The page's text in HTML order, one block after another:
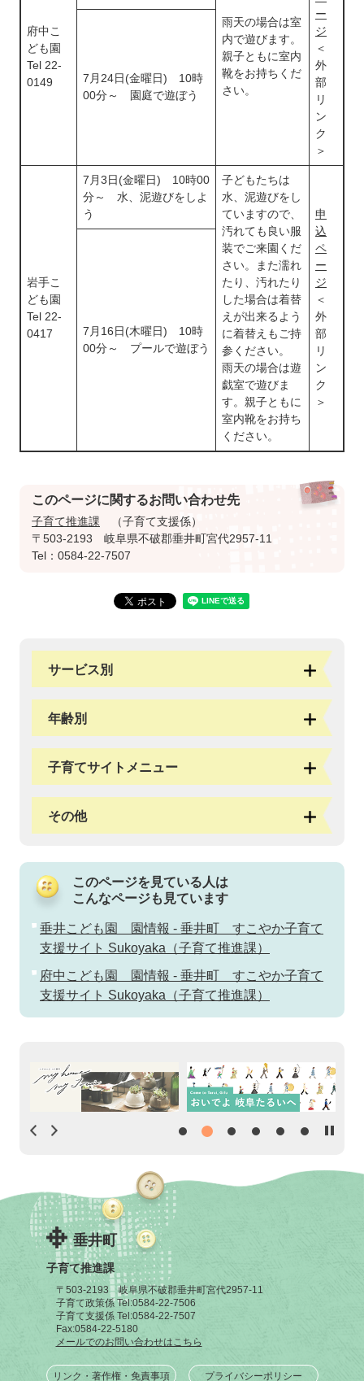
府中こ
ども園
Tel 22-
0149
雨天の場合は室
内で遊びます。
親子ともに室内
靴をお持ちくだ
さい。
ー
ジ
＜
外
部
リ
ン
ク
＞
7月24日(金曜日) 10時
00分～ 園庭で遊ぼう
岩手こ
ども園
Tel 22-
0417
7月3日(金曜日) 10時00
分～ 水、泥遊びをしよ
う
子どもたちは
水、泥遊びをし
ていますので、
汚れても良い服
装でご来園くだ
さい。また濡れ
たり、汚れたり
した場合は着替
えが出来るよう
に着替えもご持
参ください。
雨天の場合は遊
戯室で遊びま
す。親子ともに
室内靴をお持ち
ください。
申
込
ペ
ー
ジ
＜
外
部
リ
ン
ク
＞
7月16日(木曜日) 10時
00分～ プールで遊ぼう
このページに関するお問い合わせ先
子育て推進課
子育て支援係
〒503-2193
岐阜県不破郡垂井町宮代2957-11
Tel：0584-22-7507
サービス別
年齢別
子育てサイトメニュー
その他
このページを見ている人は
こんなページも見ています
垂井こども園 園情報 - 垂井町 すこやか子育て
支援サイト Sukoyaka（子育て推進課）
府中こども園 園情報 - 垂井町 すこやか子育て
支援サイト Sukoyaka（子育て推進課）
垂井町
子育て推進課
〒503-2193 岐阜県不破郡垂井町宮代2957-11
子育て政策係 Tel:0584-22-7506
子育て支援係 Tel:0584-22-7507
Fax:0584-22-5180
メールでのお問い合わせはこちら
リンク・著作権・免責事項 プライバシーポリシー